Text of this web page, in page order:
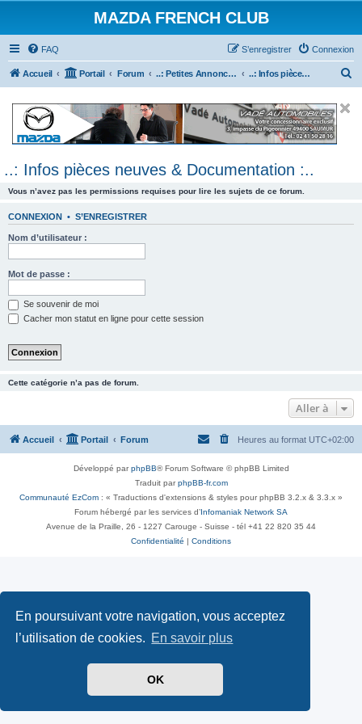
En poursuivant votre navigation, vous acceptez
l’utilisation de cookies. En savoir plus
OK
MAZDA FRENCH CLUB
FAQ Connexion
S’enregistrer
Accueil Portail Forum ..: Petites Annonces :.. (achats / ventes) ..: Infos pièces neuves & Documentation :..
e
..: Infos pièces neuves & Documentation :..
Vous n’avez pas les permissions requises pour lire les sujets de ce forum.
CONNEXION • S’ENREGISTRER
Nom d’utilisateur :
Mot de passe :
Se souvenir de moi
Cacher mon statut en ligne pour cette session
Cette catégorie n’a pas de forum.
Aller à
Accueil Portail Forum Heures au format UTC+02:00
Développé parphpBB® Forum Software © phpBB Limited
Traduit parphpBB-fr.com
Communauté EzCom : « Traductions d'extensions & styles pour phpBB 3.2.x & 3.3.x »
Forum hébergé par les services d’ Infomaniak Network SA
Avenue de la Praille, 26 - 1227 Carouge - Suisse - tél +41 22 820 35 44
Confidentialité
Conditions